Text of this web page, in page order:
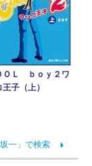
ＯＬ ｂｏｙ２ワ
王子（上）
一」で検索